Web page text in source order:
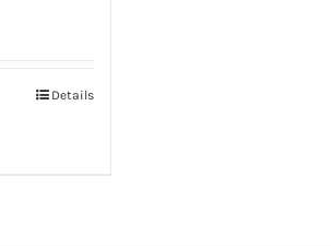
Details